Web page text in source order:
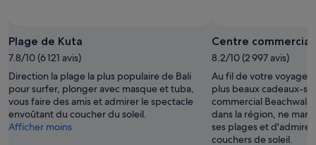
Plage de Kuta
7.8/10 (6 121 avis)
Direction la plage la plus populaire de Bali
pour surfer, plonger avec masque et tuba,
vous faire des amis et admirer le spectacle
envoûtant du coucher du soleil.
Afficher moins
Centre commercial
8.2/10 (2 997 avis)
Au fil de votre voyage
plus beaux cadeaux-
commercial
dans la région, ne
ses plages et
couchers de soleil.